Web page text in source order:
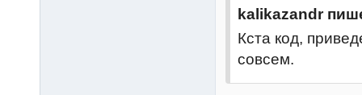
end
акции от %s
kalikazandr
Кста код,
совсем.